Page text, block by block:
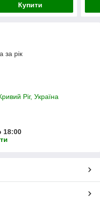
Купити
за рік
Ріг, Україна
18:00